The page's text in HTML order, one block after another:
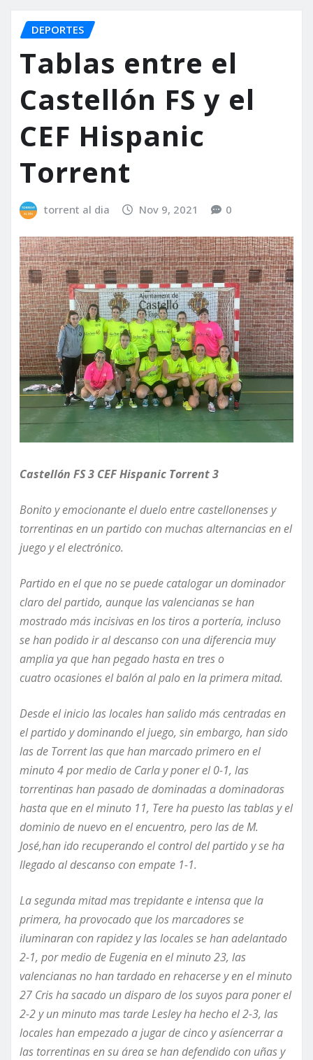
DEPORTES
Tablas entre el
Castellón FS y el
CEF Hispanic
Torrent
torrent al dia Nov 9, 2021 0
Castellón FS 3 CEF Hispanic Torrent 3
Bonito y emocionante el duelo entre castellonenses y
torrentinas en un partido con muchas alternancias en el
juego y el electrónico.
Partido en el quenose puedecatalogar un dominador
claro del partido, aunque las valencianas se han
mostrado más incisivas en los tiros a portería, incluso
se han podido ir al descanso con una diferencia muy
amplia ya que han pegado hasta en treso
cuatroocasiones el balón al paloen la primera mitad.
Desde el inicio las locales han salido más centradas en
el partido ydominando el juego, sinembargo, han sido
las de Torrent las que han marcado primero en el
minuto 4 por medio de Carla y poner el 0-1, las
torrentinas han pasado de dominadas a dominadoras
hasta que en el minuto 11, Tere ha puesto las tablas y el
dominio de nuevo en el encuentro, pero las de M.
José,han ido recuperando el control del partido y se ha
llegado al descanso con empate 1-1.
La segunda mitad mas trepidante e intensa que la
primera, ha provocado quelos marcadores se
iluminaran con rapidez y las locales se han adelantado
2-1, por medio de Eugenia en el minuto 23, las
valencianas no han tardado en rehacerse y en el minuto
27 Cris ha sacado un disparo de los suyos para poner el
2-2 y un minuto mas tarde Lesley ha hecho el 2-3, las
locales han empezado a jugar de cinco y asíencerrar a
las torrentinasen su árease han defendido con uñas y